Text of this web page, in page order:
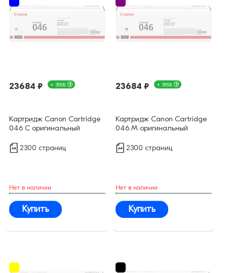
23684 ₽ + 355Б
Картридж Canon Cartridge
046 C оригинальный
2300 страниц
Нет в наличии
Купить
23684 ₽ + 355Б
Картридж Canon Cartridge
046 M оригинальный
2300 страниц
Нет в наличии
Купить